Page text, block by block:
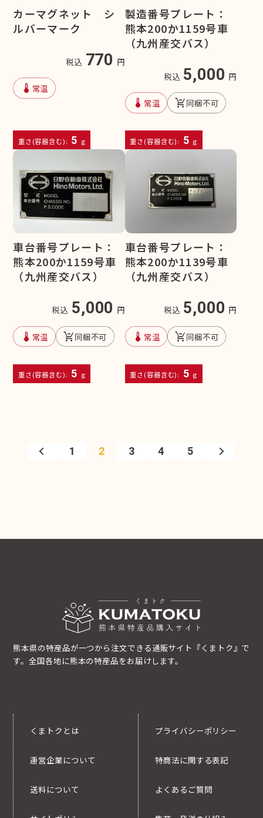
カーマグネット シ
ルバーマーク
税込 770 円
device_thermostat 常温
重さ(容器含む): 5 g
製造番号プレート：
熊本200か1159号車
（九州産交バス）
税込 5,000 円
device_thermostat 常温 remove_shopping_cart同梱不可
重さ(容器含む): 5 g
車台番号プレート：
熊本200か1159号車
（九州産交バス）
税込 5,000 円
device_thermostat 常温 remove_shopping_cart同梱不可
重さ(容器含む): 5 g
車台番号プレート：
熊本200か1139号車
（九州産交バス）
税込 5,000 円
device_thermostat 常温 remove_shopping_cart同梱不可
重さ(容器含む): 5 g
1 2 3 4 5
熊本県の特産品が一つから注文できる通販サイト『くまトク』で
す。全国各地に熊本の特産品をお届けします。
くまトクとは
運営企業について
送料について
プライバシーポリシー
特商法に関する表記
よくあるご質問